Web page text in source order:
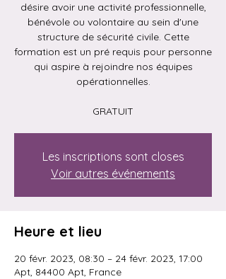
désire avoir une activité professionnelle,
bénévole ou volontaire au sein d'une
structure de sécurité civile. Cette
formation est un pré requis pour personne
qui aspire à rejoindre nos équipes
opérationnelles.
GRATUIT
Les inscriptions sont closes
Voir autres événements
Heure et lieu
20 févr. 2023, 08:30 – 24 févr. 2023, 17:00
Apt, 84400 Apt, France